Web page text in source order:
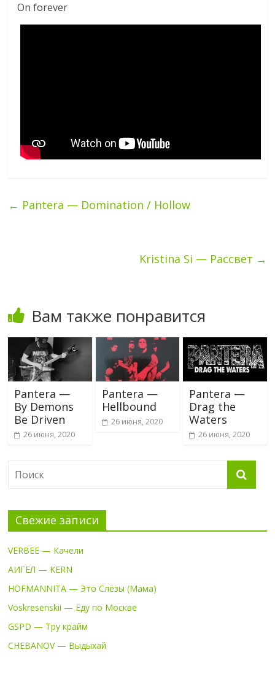
On forever
← Pantera — Domination / Hollow
Kristina Si — Рассвет →
Вам также понравится
Pantera —
By Demons
Be Driven
26 июня, 2020
Pantera —
Hellbound
26 июня, 2020
Pantera —
Drag the
Waters
26 июня, 2020
Свежие записи
VERBEE — Качели
АИГЕЛ — KERN
HOFMANNITA — Это Слёзы (Мама)
Voskresenskii — Еду по Москве
GSPD — Тру крайм
CHEBANOV — Выдыхай